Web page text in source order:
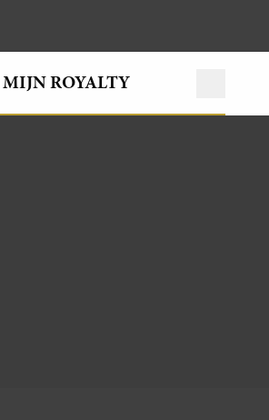
MIJN ROYALTY